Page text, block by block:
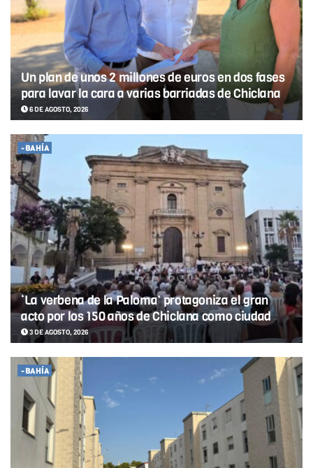
Un plan de unos 2 millones de euros en dos fases
para lavar la cara a varias barriadas de Chiclana
6 DE AGOSTO, 2026
-BAHÍA
‘La verbena de la Paloma’ protagoniza el gran
acto por los 150 años de Chiclana como ciudad
3 DE AGOSTO, 2026
-BAHÍA